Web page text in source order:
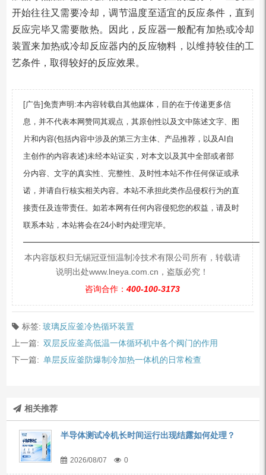
开始往往又需要冷却，调节温度至适宜的反应条件，直到
反应完毕又需要散热。因此，反应器一般配有加热或冷却
装置来加热或冷却反应器内的反应物料，以维持较佳的工
艺条件，取得较好的反应效果。
[广告]免责声明:本内容转载自其他媒体，目的在于传递更多信
息，并不代表本网赞同其观点，其原创性以及文中陈述文字、图
片和内容(包括内容中涉及的第三方主体、产品推荐，以及AI自
主创作的内容表述)未经本站证实，对本文以及其中全部或者部
分内容、文字的真实性、完整性、及时性本站不作任何保证或承
诺，并请自行核实相关内容。本站不承担此类作品侵权行为的直
接责任及连带责任。如若本网有任何内容侵犯您的权益，请及时
联系本站，本站将会在24小时内处理完毕。
本内容版权归无锡冠亚恒温制冷技术有限公司所有，转载请
说明出处www.lneya.com.cn，盗版必究！
咨询合作： 400-100-3173
标签: 玻璃反应釜冷热循环装置
上一篇: 双层反应釜高低温一体循环机中各个阀门的作用
下一篇: 单层反应釜防爆制冷加热一体机的日常检查
相关推荐
半导体测试冷机长时间运行出现结露如何处理？
2026/08/07 0